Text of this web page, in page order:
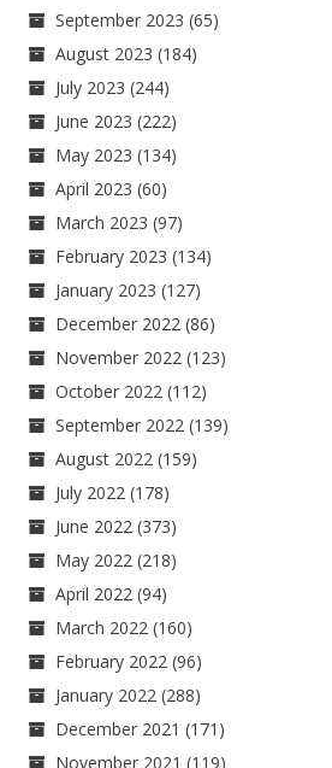
September 2023 (65)
August 2023 (184)
July 2023 (244)
June 2023 (222)
May 2023 (134)
April 2023 (60)
March 2023 (97)
February 2023 (134)
January 2023 (127)
December 2022 (86)
November 2022 (123)
October 2022 (112)
September 2022 (139)
August 2022 (159)
July 2022 (178)
June 2022 (373)
May 2022 (218)
April 2022 (94)
March 2022 (160)
February 2022 (96)
January 2022 (288)
December 2021 (171)
November 2021 (119)